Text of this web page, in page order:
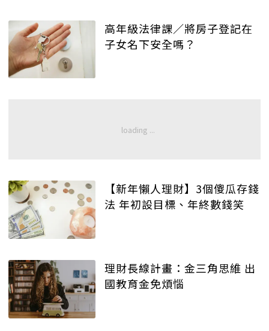
高年級法律課／將房子登記在
子女名下安全嗎？
【新年懶人理財】3個傻瓜存錢
法 年初設目標、年終數錢笑
理財長線計畫：金三角思維 出
國教育金免煩惱